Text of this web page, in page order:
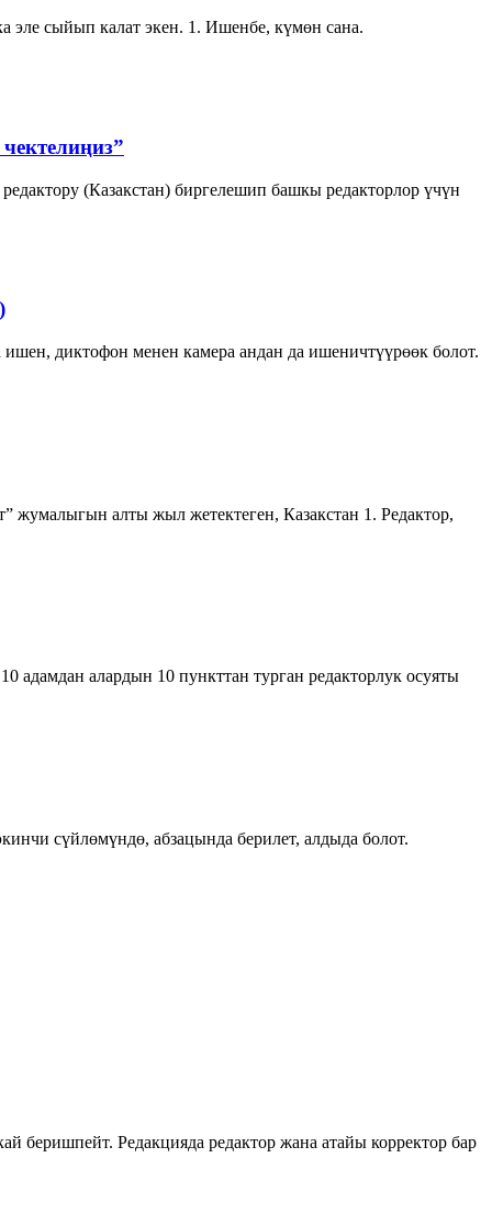
эле сыйып калат экен. 1. Ишенбе, күмөн сана.
(Казакстан) биргелешип башкы редакторлор үчүн
диктофон менен камера андан да ишеничтүүрөөк болот.
жумалыгын алты жыл жетектеген, Казакстан 1. Редактор,
алардын 10 пункттан турган редакторлук осуяты
сүйлөмүндө, абзацында берилет, алдыда болот.
беришпейт. Редакцияда редактор жана атайы корректор бар